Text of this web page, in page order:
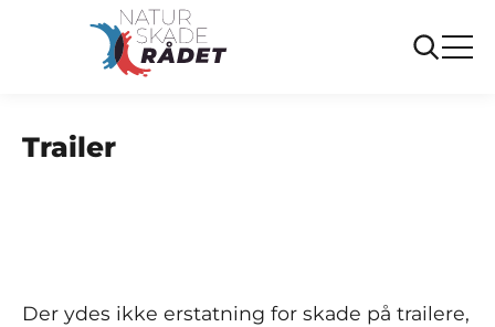
Ofte stillede spørgsmål
Trailer
Der ydes ikke erstatning for skade på trailere,